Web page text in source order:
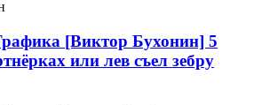
[Виктор Бухонин] 5
или лев съел зебру